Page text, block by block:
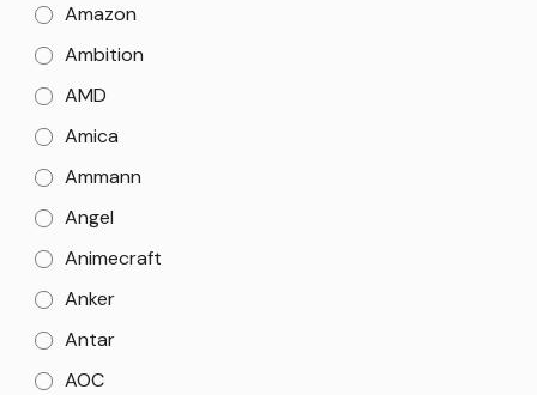
Amazon
Ambition
AMD
Amica
Ammann
Angel
Animecraft
Anker
Antar
AOC